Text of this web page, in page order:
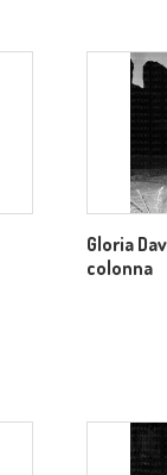
Gloria
colonna